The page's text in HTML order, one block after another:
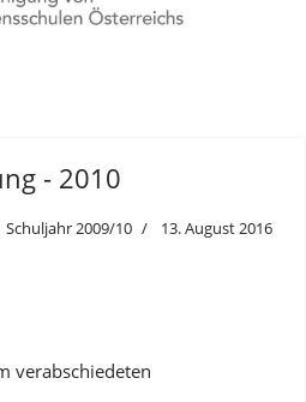
- 2010
Schuljahr 2009/10 13. August 2016
verabschiedeten